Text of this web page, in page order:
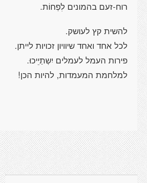
רוח-זעם בהמונים לִפְחוֹת.
להשית קץ לעושק.
לכל אחד ואחד שיוויון זכויות לייתן.
פירות העמל לעמלים יִשְתַיֵיכוּ.
למלחמת המעמדות, להיות הכן!